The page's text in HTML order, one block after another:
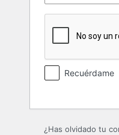
Recuérdame
¿Has olvidado tu